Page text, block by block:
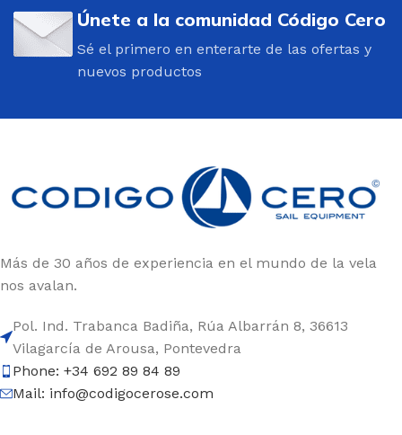
como nosotr@s a encontrar aquello que necesita
para salir a navegar.
Por supuesto, barcos y toda clase de material:
Pero tambiénropa para navegar técnicay altamente
cortavientos, botas, guantes, cascos, mochilas... Una
oferta variada, de calidad y adaptada a todos los
públicos: profesionales, aficionados.
vela ligera impulsada por personas como tú.
Amantes de las regatas y del trabajo en equipo.
¡BIENVENIDO A BORDO!
Únete a la comunidad Código Cero
Sé el primero en enterarte de las ofertas y
nuevos productos
Más de 30 años de experiencia en el mundo de la vela
nos avalan.
Pol. Ind. Trabanca Badiña, Rúa Albarrán 8, 36613
Vilagarcía de Arousa, Pontevedra
Phone: +34 692 89 84 89
Mail: info@codigocerose.com